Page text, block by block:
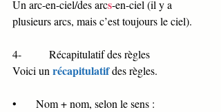
Un arc-en-ciel/des arcs-en-ciel (il y a
plusieurs arcs, mais c’est toujours le ciel).
4-          Récapitulatif des règles
Voici un récapitulatifdes règles.
•       Nom + nom, selon le sens :